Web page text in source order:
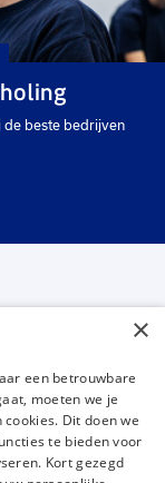
de beste bedrijven
×
een betrouwbare
moeten we je
Dit doen we
te bieden voor
Kort gezegd